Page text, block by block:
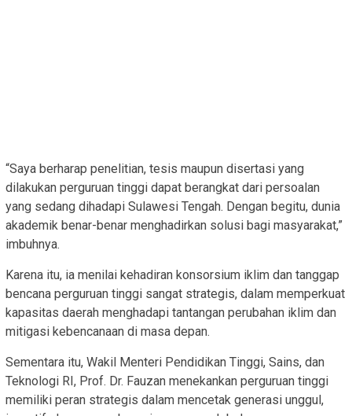
“Saya berharap penelitian, tesis maupun disertasi yang
dilakukan perguruan tinggi dapat berangkat dari persoalan
yang sedang dihadapi Sulawesi Tengah. Dengan begitu, dunia
akademik benar-benar menghadirkan solusi bagi masyarakat,”
imbuhnya.
Karena itu, ia menilai kehadiran konsorsium iklim dan tanggap
bencana perguruan tinggi sangat strategis, dalam memperkuat
kapasitas daerah menghadapi tantangan perubahan iklim dan
mitigasi kebencanaan di masa depan.
Sementara itu, Wakil Menteri Pendidikan Tinggi, Sains, dan
Teknologi RI, Prof. Dr. Fauzan menekankan perguruan tinggi
memiliki peran strategis dalam mencetak generasi unggul,